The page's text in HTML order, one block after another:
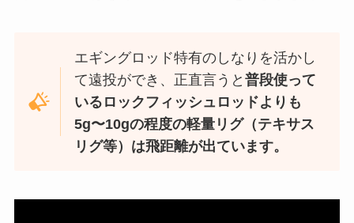
エギングロッド特有のしなりを活かし
て遠投ができ、正直言うと普段使って
いるロックフィッシュロッドよりも
5g〜10gの程度の軽量リグ（テキサス
リグ等）は飛距離が出ています。